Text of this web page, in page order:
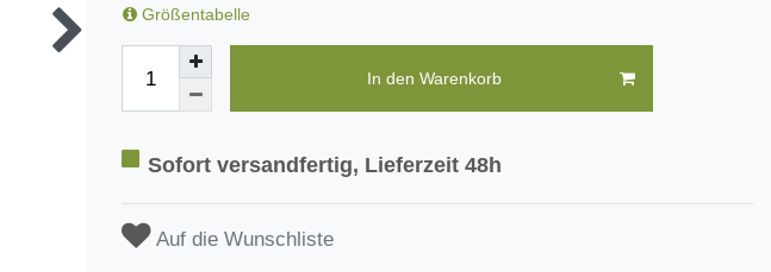
Größentabelle
In den Warenkorb
Sofort versandfertig, Lieferzeit 48h
Auf die Wunschliste